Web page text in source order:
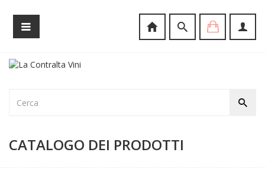
CATALOGO DEI PRODOTTI